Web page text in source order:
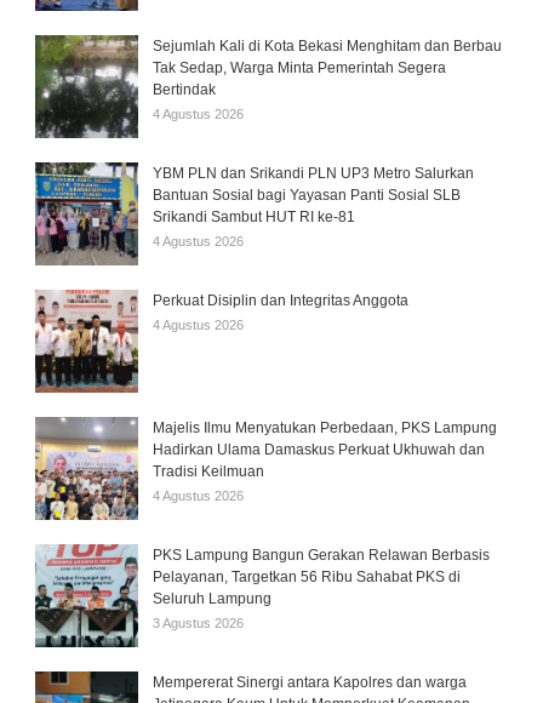
Sejumlah Kali di Kota Bekasi Menghitam dan Berbau
Tak Sedap, Warga Minta Pemerintah Segera
Bertindak
4 Agustus 2026
YBM PLN dan Srikandi PLN UP3 Metro Salurkan
Bantuan Sosial bagi Yayasan Panti Sosial SLB
Srikandi Sambut HUT RI ke-81
4 Agustus 2026
Perkuat Disiplin dan Integritas Anggota
4 Agustus 2026
Majelis Ilmu Menyatukan Perbedaan, PKS Lampung
Hadirkan Ulama Damaskus Perkuat Ukhuwah dan
Tradisi Keilmuan
4 Agustus 2026
PKS Lampung Bangun Gerakan Relawan Berbasis
Pelayanan, Targetkan 56 Ribu Sahabat PKS di
Seluruh Lampung
3 Agustus 2026
Mempererat Sinergi antara Kapolres dan warga